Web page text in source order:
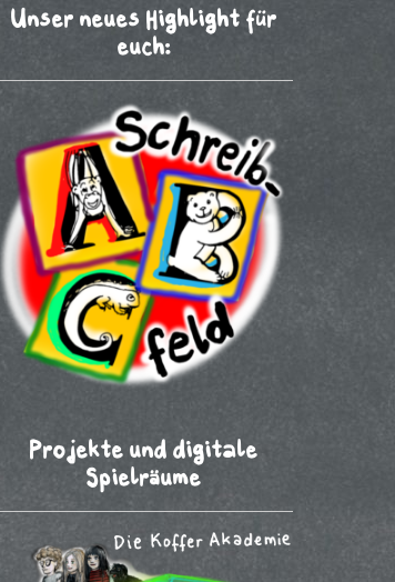
Unser neues Highlight für
euch:
Projekte und digitale
Spielräume